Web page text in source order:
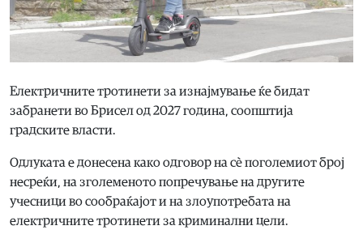
Електричните тротинети за изнајмување ќе бидат
забранети во Брисел од 2027 година, соопштија
градските власти.
Одлуката е донесена како одговор на сè поголемиот број
несреќи, на зголеменото попречување на другите
учесници во сообраќајот и на злоупотребата на
електричните тротинети за криминални цели.